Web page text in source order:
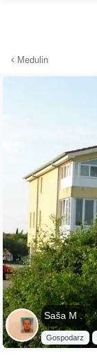
Medulin
Saša M .
Gospodarz